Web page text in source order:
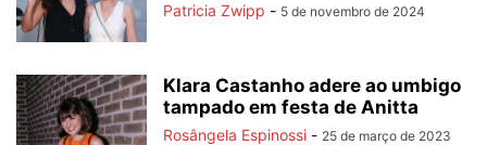
Patricia Zwipp - 5 de novembro de 2024
Klara Castanho adere ao umbigo
tampado em festa de Anitta
Rosângela Espinossi - 25 de março de 2023